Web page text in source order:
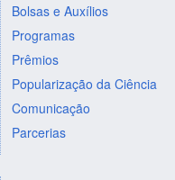
Bolsas e Auxílios
Programas
Prêmios
Popularização da Ciência
Comunicação
Parcerias